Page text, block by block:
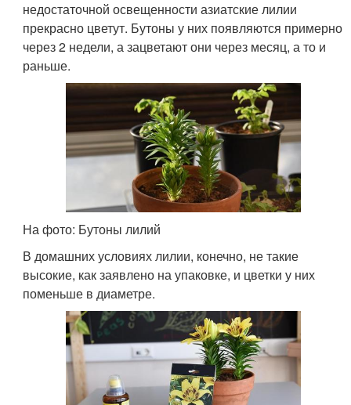
недостаточной освещенности азиатские лилии
прекрасно цветут. Бутоны у них появляются примерно
через 2 недели, а зацветают они через месяц, а то и
раньше.
На фото: Бутоны лилий
В домашних условиях лилии, конечно, не такие
высокие, как заявлено на упаковке, и цветки у них
поменьше в диаметре.